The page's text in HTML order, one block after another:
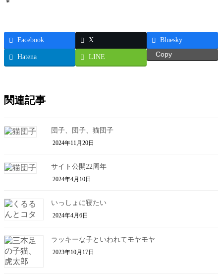
＊
Facebook X Bluesky
Hatena LINE Copy
関連記事
団子、団子、猫団子
2024年11月20日
サイト公開22周年
2024年4月10日
いっしょに寝たい
2024年4月6日
ラッキーな子といわれてモヤモヤ
2023年10月17日